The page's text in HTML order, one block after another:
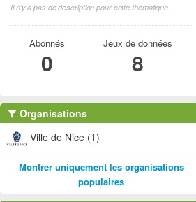
Il n'y a pas de description pour cette thématique
Abonnés
0
Jeux de données
8
Organisations
Ville de Nice (1)
Montrer uniquement les organisations
populaires